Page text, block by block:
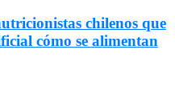
chilenos que
cómo se alimentan